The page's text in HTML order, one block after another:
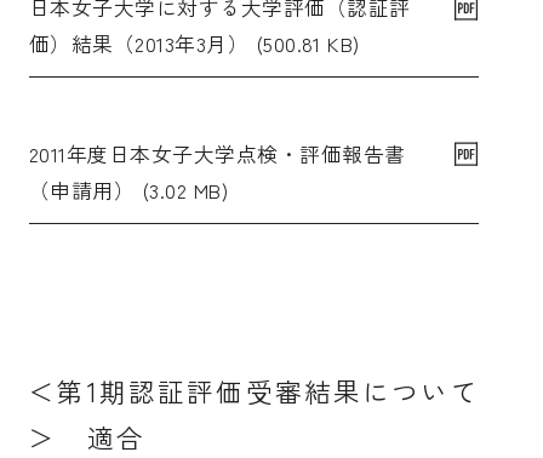
日本女子大学に対する大学評価（認証評
価）結果（2013年3月） (500.81 KB)
2011年度日本女子大学点検・評価報告書
（申請用） (3.02 MB)
＜第1期認証評価受審結果について
＞ 適合